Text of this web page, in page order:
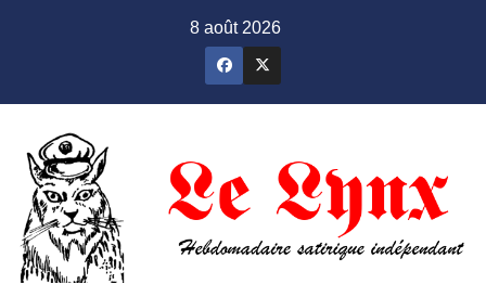
8 août 2026